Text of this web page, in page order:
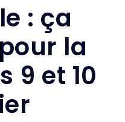
: ça
la
9 et 10